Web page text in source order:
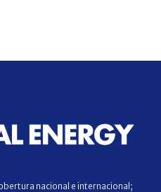
nacional e internacional;